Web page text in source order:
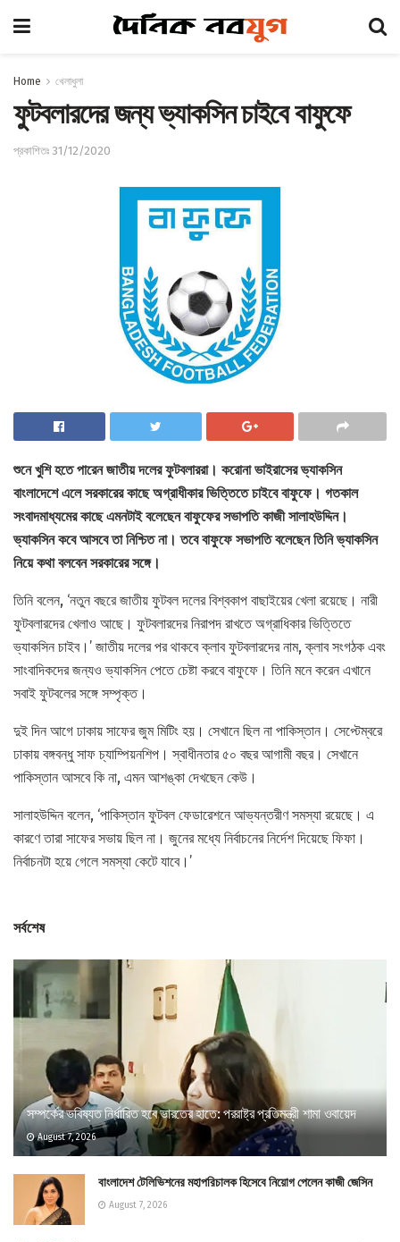
Home খেলাধুলা
ফুটবলারদের জন্য ভ্যাকসিন চাইবে বাফুফে
প্রকাশিতঃ 31/12/2020
শুনে খুশি হতে পারেন জাতীয় দলের ফুটবলাররা। করোনা ভাইরাসের ভ্যাকসিন
বাংলাদেশে এলে সরকারের কাছে অগ্রাধীকার ভিত্তিতে চাইবে বাফুফে। গতকাল
সংবাদমাধ্যমের কাছে এমনটাই বলেছেন বাফুফের সভাপতি কাজী সালাহউদ্দিন।
ভ্যাকসিন কবে আসবে তা নিশ্চিত না। তবে বাফুফে সভাপতি বলেছেন তিনি ভ্যাকসিন
নিয়ে কথা বলবেন সরকারের সঙ্গে।
তিনি বলেন, ‘নতুন বছরে জাতীয় ফুটবল দলের বিশ্বকাপ বাছাইয়ের খেলা রয়েছে। নারী
ফুটবলারদের খেলাও আছে। ফুটবলারদের নিরাপদ রাখতে অগ্রাধিকার ভিত্তিতে
ভ্যাকসিন চাইব।’ জাতীয় দলের পর থাকবে ক্লাব ফুটবলারদের নাম, ক্লাব সংগঠক এবং
সাংবাদিকদের জন্যও ভ্যাকসিন পেতে চেষ্টা করবে বাফুফে। তিনি মনে করেন এখানে
সবাই ফুটবলের সঙ্গে সম্পৃক্ত।
দুই দিন আগে ঢাকায় সাফের জুম মিটিং হয়। সেখানে ছিল না পাকিস্তান। সেপ্টেম্বরে
ঢাকায় বঙ্গবন্ধু সাফ চ্যাম্পিয়নশিপ। স্বাধীনতার ৫০ বছর আগামী বছর। সেখানে
পাকিস্তান আসবে কি না, এমন আশঙ্কা দেখছেন কেউ।
সালাহউদ্দিন বলেন, ‘পাকিস্তান ফুটবল ফেডারেশনে আভ্যন্তরীণ সমস্যা রয়েছে। এ
কারণে তারা সাফের সভায় ছিল না। জুনের মধ্যে নির্বাচনের নির্দেশ দিয়েছে ফিফা।
নির্বাচনটা হয়ে গেলে সমস্যা কেটে যাবে।’
সর্বশেষ
সম্পর্কের ভবিষ্যত নির্ধারিত হবে ভারতের হাতে: পররাষ্ট্র প্রতিমন্ত্রী শামা ওবায়েদ
August 7, 2026
বাংলাদেশ টেলিভিশনের মহাপরিচালক হিসেবে নিয়োগ পেলেন কাজী জেসিন
August 7, 2026